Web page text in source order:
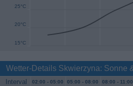
15°C
20°C
25°C
Wetter-Details Skwierzyna: Sonne
Interval 02:00 - 05:00 05:00 - 08:00 08:00 - 11:00